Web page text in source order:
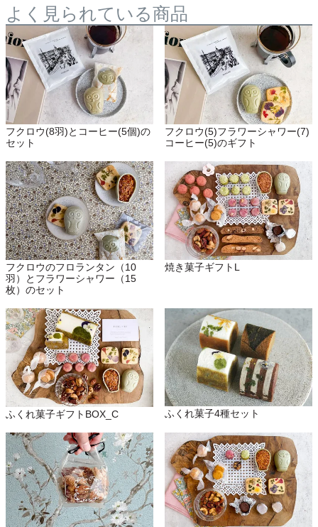
よく見られている商品
フクロウ(8羽)とコーヒー(5個)の
セット
フクロウ(5)フラワーシャワー(7)
コーヒー(5)のギフト
フクロウのフロランタン（10
羽）とフラワーシャワー（15
枚）のセット
焼き菓子ギフトL
ふくれ菓子ギフトBOX_C ふくれ菓子4種セット